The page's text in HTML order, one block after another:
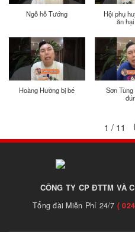
Ngỗ hỗ Tướng
Hội phụ
ăn
Hoàng Hường bị bế
Sơn
1 / 11
CÔNG TY CP ĐTTM VÀ
Tổng đài Miễn Phí 24/7 (